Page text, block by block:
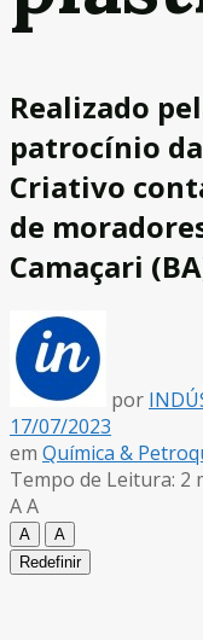
Realizado
patrocínio
Criativo
de
Camaçari
por
17/07/2023
em Química &
Tempo de Leitura: 2
AA
A
A
Redefinir